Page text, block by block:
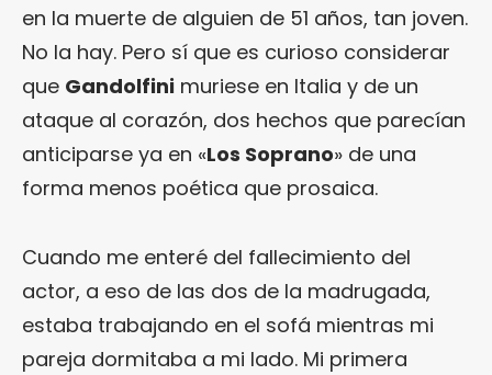
en la muerte de alguien de 51 años, tan joven.
No la hay. Pero sí que es curioso considerar
que Gandolfini muriese en Italia y de un
ataque al corazón, dos hechos que parecían
anticiparse ya en «Los Soprano» de una
forma menos poética que prosaica.
Cuando me enteré del fallecimiento del
actor, a eso de las dos de la madrugada,
estaba trabajando en el sofá mientras mi
pareja dormitaba a mi lado. Mi primera